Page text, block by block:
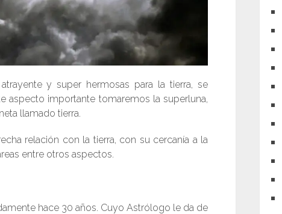
y super hermosas para la tierra, se
aspecto importante tomaremos la superluna,
llamado tierra.
relación con la tierra, con su cercanía a la
entre otros aspectos.
hace 30 años. Cuyo Astrólogo le da de